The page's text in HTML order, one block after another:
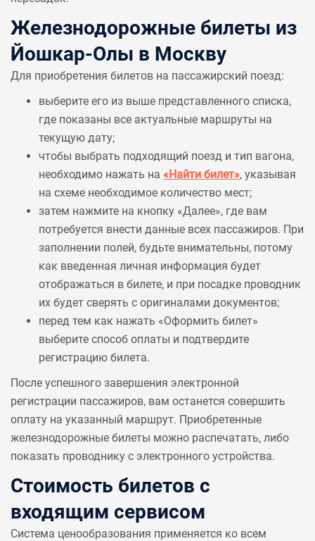
Железнодорожные билеты из
Йошкар-Олы в Москву
Для приобретения билетов на пассажирский поезд:
выберите его из выше представленного списка,
где показаны все актуальные маршруты на
текущую дату;
чтобы выбрать подходящий поезд и тип вагона,
необходимо нажать на «Найти билет», указывая
на схеме необходимое количество мест;
затем нажмите на кнопку «Далее», где вам
потребуется внести данные всех пассажиров. При
заполнении полей, будьте внимательны, потому
как введенная личная информация будет
отображаться в билете, и при посадке проводник
их будет сверять с оригиналами документов;
перед тем как нажать «Оформить билет»
выберите способ оплаты и подтвердите
регистрацию билета.
После успешного завершения электронной
регистрации пассажиров, вам останется совершить
оплату на указанный маршрут. Приобретенные
железнодорожные билеты можно распечатать, либо
показать проводнику с электронного устройства.
Стоимость билетов с
входящим сервисом
Система ценообразования применяется ко всем